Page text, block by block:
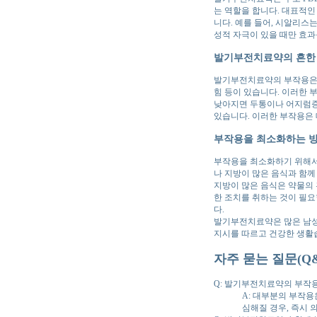
는 역할을 합니다. 대표적
니다. 예를 들어, 시알리스
성적 자극이 있을 때만 효
발기부전치료약의 흔
발기부전치료약의 부작용
힘 등이 있습니다. 이러한
낮아지면 두통이나 어지럼
있습니다. 이러한 부작용
부작용을 최소화하는
부작용을 최소화하기 위해
나 지방이 많은 음식과 함
지방이 많은 음식은 약물
한 조치를 취하는 것이 필
다.
발기부전치료약은 많은 남
지시를 따르고 건강한 생
자주 묻는 질문
Q: 발기부전치료약의 부작
A: 대부분의 부작용
심해질 경우, 즉시